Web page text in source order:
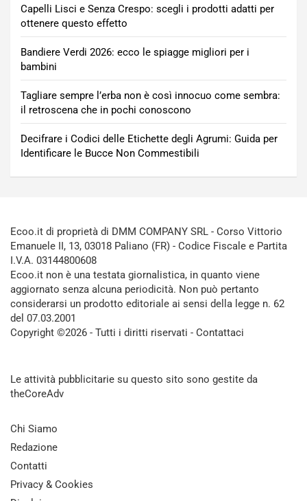
Capelli Lisci e Senza Crespo: scegli i prodotti adatti per
ottenere questo effetto
Bandiere Verdi 2026: ecco le spiagge migliori per i
bambini
Tagliare sempre l’erba non è così innocuo come sembra:
il retroscena che in pochi conoscono
Decifrare i Codici delle Etichette degli Agrumi: Guida per
Identificare le Bucce Non Commestibili
Ecoo.it di proprietà di DMM COMPANY SRL - Corso Vittorio
Emanuele II, 13, 03018 Paliano (FR) - Codice Fiscale e Partita
I.V.A. 03144800608
Ecoo.it non è una testata giornalistica, in quanto viene
aggiornato senza alcuna periodicità. Non può pertanto
considerarsi un prodotto editoriale ai sensi della legge n. 62
del 07.03.2001
Copyright ©2026 - Tutti i diritti riservati - Contattaci
Le attività pubblicitarie su questo sito sono gestite da
theCoreAdv
Chi Siamo
Redazione
Contatti
Privacy & Cookies